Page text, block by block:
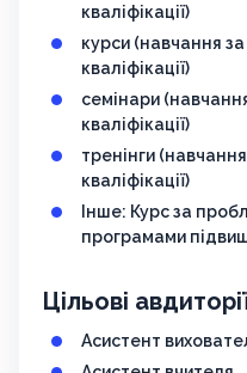
кваліфікації)
курси (навчання
кваліфікації)
семінари
кваліфікації)
тренінги
кваліфікації)
Інше: Курс за
програмами
Цільові
Асистент